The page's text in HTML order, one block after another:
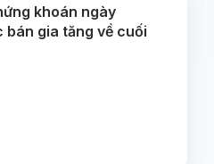
khoán ngày
bán gia tăng về cuối